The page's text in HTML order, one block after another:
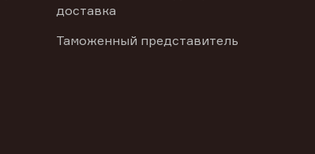
доставка
Таможенный представитель